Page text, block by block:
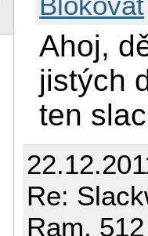
Ahoj,
jistých
ten
Re:
Ram,